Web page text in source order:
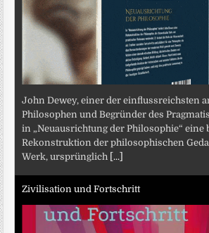
John Dewey, einer der einflussreichsten
Philosophen und Begründer des
in „Neuausrichtung der Philosophie“ eine
Rekonstruktion der philosophischen
Werk, ursprünglich
[...]
Zivilisation und Fortschritt